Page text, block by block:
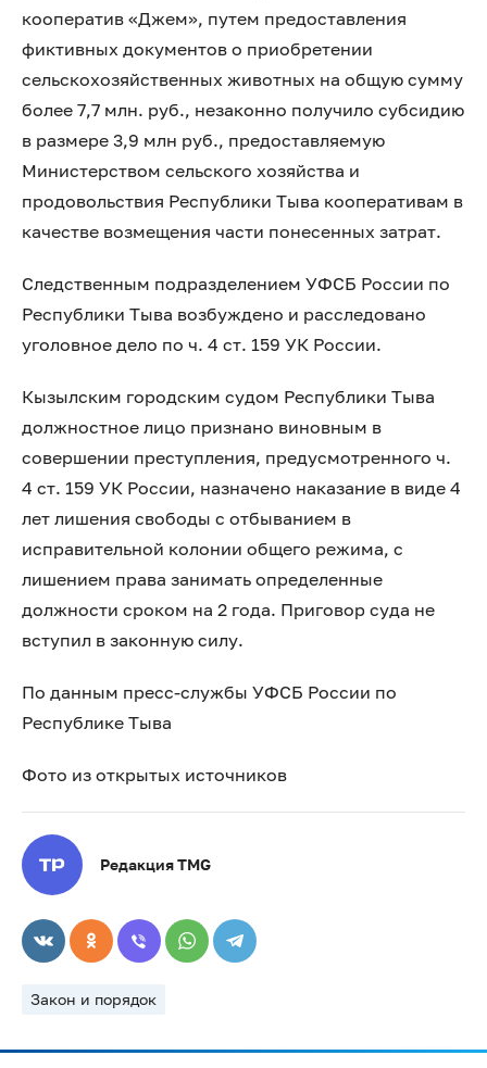
кооператив «Джем», путем предоставления
фиктивных документов о приобретении
сельскохозяйственных животных на общую сумму
более 7,7 млн. руб., незаконно получило субсидию
в размере 3,9 млн руб., предоставляемую
Министерством сельского хозяйства и
продовольствия Республики Тыва кооперативам в
качестве возмещения части понесенных затрат.
Следственным подразделением УФСБ России по
Республики Тыва возбуждено и расследовано
уголовное дело по ч. 4 ст. 159 УК России.
Кызылским городским судом Республики Тыва
должностное лицо признано виновным в
совершении преступления, предусмотренного ч.
4 ст. 159 УК России, назначено наказание в виде 4
лет лишения свободы с отбыванием в
исправительной колонии общего режима, с
лишением права занимать определенные
должности сроком на 2 года. Приговор суда не
вступил в законную силу.
По данным пресс-службы УФСБ России по
Республике Тыва
Фото из открытых источников
Редакция TMG
Закон и порядок